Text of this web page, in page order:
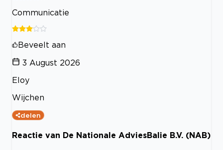
Communicatie
Beveelt aan
3 August 2026
Eloy
Wijchen
delen
Reactie van De Nationale AdviesBalie B.V. (NAB)